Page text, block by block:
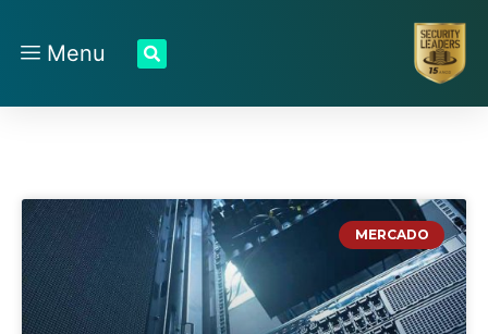
Menu
MERCADO